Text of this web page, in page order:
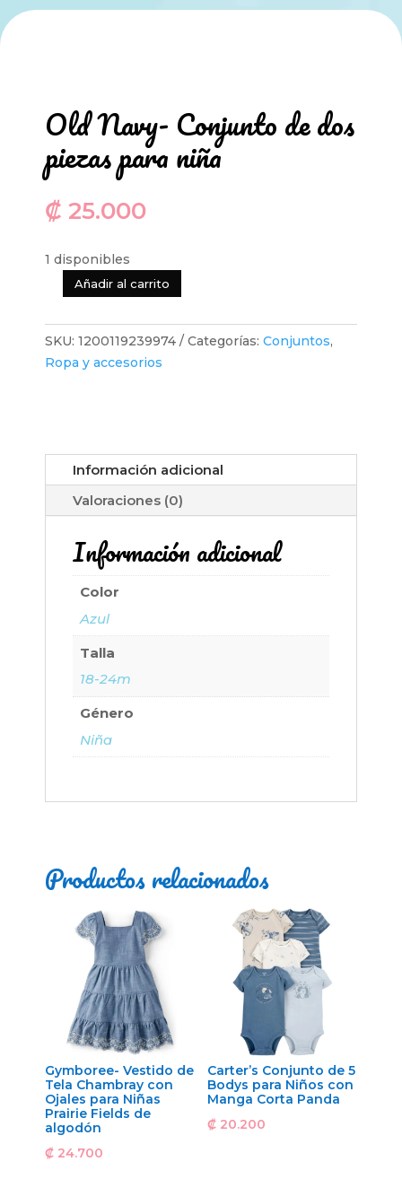
Old Navy- Conjunto de dos
piezas para niña
₡ 25.000
1 disponibles
Old
Conjunto
de
cantidad
Añadir al carrito
SKU: 1200119239974 Categorías: Conjuntos,
Ropa y accesorios
Información adicional
Valoraciones (0)
Información adicional
Color
Azul
Talla
18-24m
Género
Niña
Productos relacionados
Gymboree- Vestido de
Tela Chambray con
Ojales para Niñas
Prairie Fields de
algodón
₡ 24.700
Carter’s Conjunto de 5
Bodys para Niños con
Manga Corta Panda
₡20.200